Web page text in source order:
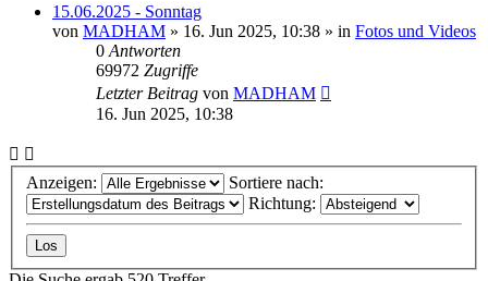
15.06.2025 - Sonntag
von MADHAM » 16. Jun 2025, 10:38 » in Fotos und Videos
0 Antworten
69972 Zugriffe
Letzter Beitrag von MADHAM
16. Jun 2025, 10:38
Anzeigen:
Sortiere nach:
Richtung: